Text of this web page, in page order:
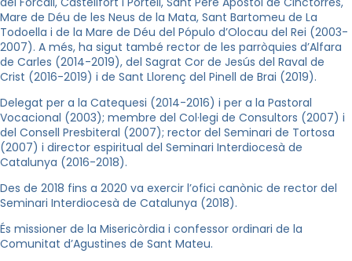
Mare de Déu de les Neus de la Mata, Sant Bartomeu de La
Todoella i de la Mare de Déu del Pópulo d’Olocau del Rei (2003-
2007). A més, ha sigut també rector de les parròquies d’Alfara
de Carles (2014-2019), del Sagrat Cor de Jesús del Raval de
Crist (2016-2019) i de Sant Llorenç del Pinell de Brai (2019).
Delegat per a la Catequesi (2014-2016) i per a la Pastoral
Vocacional (2003); membre del Col·legi de Consultors (2007) i
del Consell Presbiteral (2007); rector del Seminari de Tortosa
(2007) i director espiritual del Seminari Interdiocesà de
Catalunya (2016-2018).
Des de 2018 fins a 2020 va exercir l’ofici canònic de rector del
Seminari Interdiocesà de Catalunya (2018).
És missioner de la Misericòrdia i confessor ordinari de la
Comunitat d’Agustines de Sant Mateu.